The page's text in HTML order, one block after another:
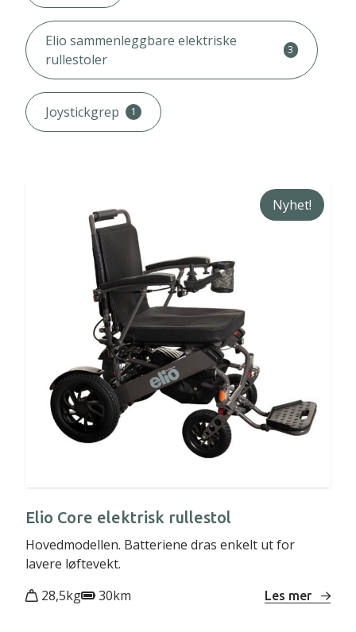
kategori
filter
Elio sammenleggbare elektriske
rullestoler
3
Joystickgrep 1
Nyhet!
Elio Core elektrisk rullestol
Hovedmodellen. Batteriene dras enkelt ut for
lavere løftevekt.
28,5kg
30km Les mer